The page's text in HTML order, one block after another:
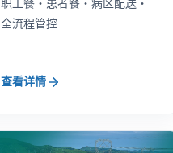
职工餐・患者餐・病区配送・
全流程管控
查看详情